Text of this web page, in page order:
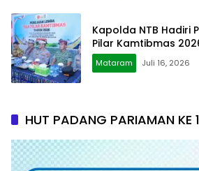
Kapolda NTB Hadiri
Pilar Kamtibmas
Mataram Juli 16, 2026
HUT PADANG PARIAMAN KE